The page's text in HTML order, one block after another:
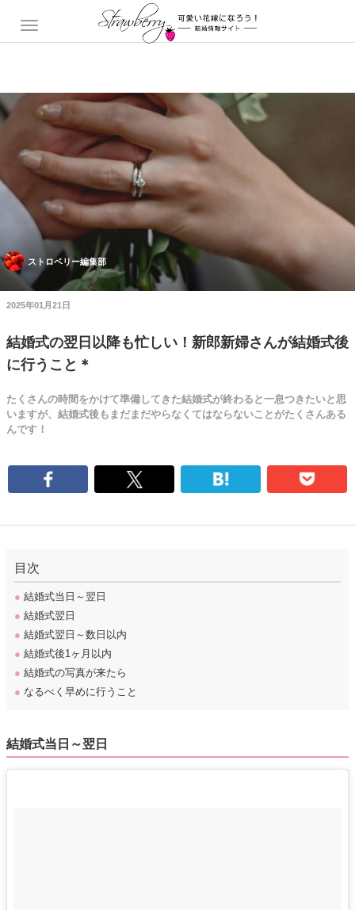
ストロベリー編集部
2025年01月21日
結婚式の翌日以降も忙しい！新郎新婦さんが結婚式後
に行うこと＊
たくさんの時間をかけて準備してきた結婚式が終わると一息つきたいと思
いますが、結婚式後もまだまだやらなくてはならないことがたくさんある
んです！
目次
● 結婚式当日～翌日
● 結婚式翌日
● 結婚式翌日～数日以内
● 結婚式後1ヶ月以内
● 結婚式の写真が来たら
● なるべく早めに行うこと
結婚式当日～翌日